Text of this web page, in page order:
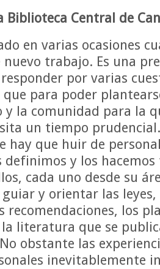
Biblioteca Central de
en varias ocasiones
nuevo trabajo. Es una
por varias
que para poder
y la comunidad para la
un tiempo
hay que huir de
y los hacemos
cada uno desde su
y orientar las
recomendaciones, los
literatura que se
obstante las
inevitablemente